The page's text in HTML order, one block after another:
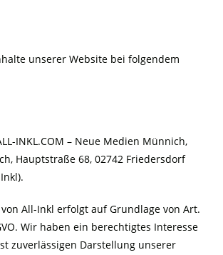
unserer Website bei folgendem
INKL.COM – Neue Medien Münnich,
Hauptstraße 68, 02742 Friedersdorf
All-Inkl erfolgt auf Grundlage von Art.
Wir haben ein berechtigtes Interesse
zuverlässigen Darstellung unserer